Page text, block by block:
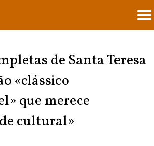
de Santa Teresa
«clássico
que merece
cultural»